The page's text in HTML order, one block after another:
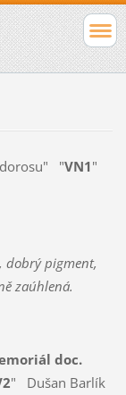
"VN1"
dobrý pigment,
zaúhlená.
doc.
" Dušan Barlík